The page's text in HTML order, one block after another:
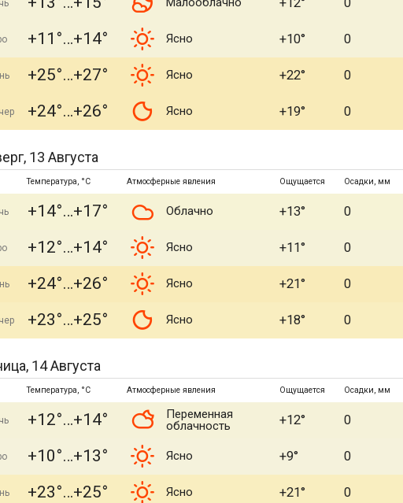
+11° +14° Ясно +10° 0
+25° +27° Ясно +22° 0
+24° +26° Ясно +19° 0
13 Августа
Температура, °C Атмосферные явления Ощущается Осадки, мм
+14° +17° Облачно +13° 0
+12° +14° Ясно +11° 0
+24° +26° Ясно +21° 0
+23° +25° Ясно +18° 0
14 Августа
Температура, °C Атмосферные явления Ощущается Осадки, мм
+12° +14°
Переменная
облачность
+12° 0
+10° +13° Ясно +9° 0
+23° +25° Ясно +21° 0